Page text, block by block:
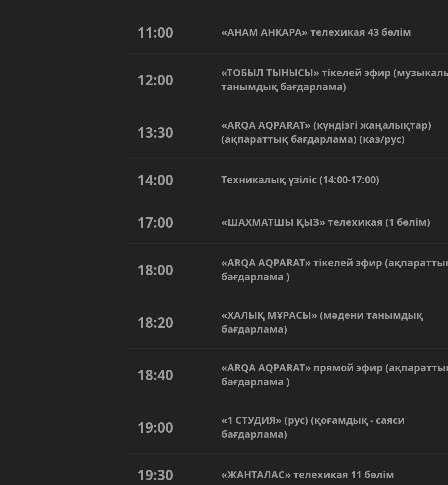
11:00 «АНАМ АНКАРА» телехикая 43 бөлім
12:00
«ТОБЫЛ ТЫНЫСЫ» тікелей эфир
танымдық бағдарлама)
13:30
«ARQA AQPARAT» (күндізгі жаңалықтар)
(ақпараттық бағдарлама) (каз/рус)
14:00 Техникалық үзіліс (14:00-17:00)
17:00 «ШАХМАТШЫ ҚЫЗ» телехикая (1 бөлім)
18:00
«ARQA AQPARAT» тікелей эфир
бағдарлама )
18:20
«ХАЛЫҚ МҰРАСЫ» (мәдени танымдық
бағдарлама)
18:40
«ARQA AQPARAT» прямой эфир
бағдарлама )
19:00
«1 СТУДИЯ» (рус) (қоғамдық - саяси
бағдарлама)
19:30 «ЖАНТАЛАС» телехикая 11 бөлім